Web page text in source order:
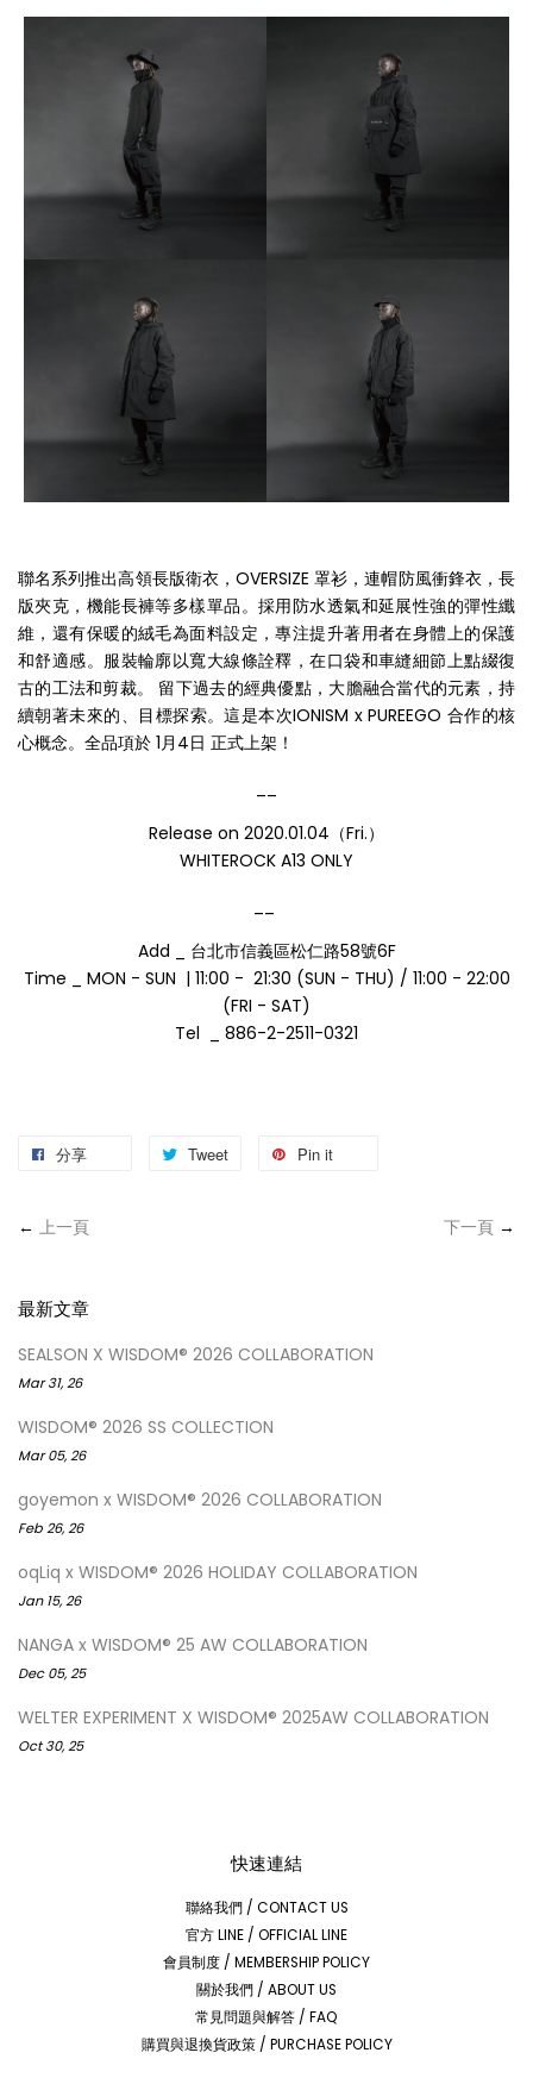
聯名系列推出高領長版衛衣，OVERSIZE 罩衫，連帽防風衝鋒衣，長
版夾克，機能長褲等多樣單品。採用防水透氣和延展性強的彈性纖
維，還有保暖的絨毛為面料設定，專注提升著用者在身體上的保護
和舒適感。服裝輪廓以寬大線條詮釋，在口袋和車縫細節上點綴復
古的工法和剪裁。 留下過去的經典優點，大膽融合當代的元素，持
續朝著未來的、目標探索。這是本次IONISM x PUREEGO 合作的核
心概念。全品項於 1月4日 正式上架！
Release on 2020.01.04（Fri.）
WHITEROCK A13 ONLY
Add _ 台北市信義區松仁路58號6F
Time _ MON - SUN | 11:00 - 21:30 (SUN - THU) / 11:00 - 22:00
(FRI - SAT)
Tel _ 886-2-2511-0321
分享 Tweet Pin it
← 上一頁 下一頁 →
最新文章
SEALSON X WISDOM® 2026 COLLABORATION
Mar 31, 26
WISDOM® 2026 SS COLLECTION
Mar 05, 26
goyemon x WISDOM® 2026 COLLABORATION
Feb 26, 26
oqLiq x WISDOM® 2026 HOLIDAY COLLABORATION
Jan 15, 26
NANGA x WISDOM® 25 AW COLLABORATION
Dec 05, 25
WELTER EXPERIMENT X WISDOM® 2025AW COLLABORATION
Oct 30, 25
快速連結
聯絡我們 / CONTACT US
官方 LINE / OFFICIAL LINE
會員制度 / MEMBERSHIP POLICY
關於我們 / ABOUT US
常見問題與解答 / FAQ
購買與退換貨政策 / PURCHASE POLICY